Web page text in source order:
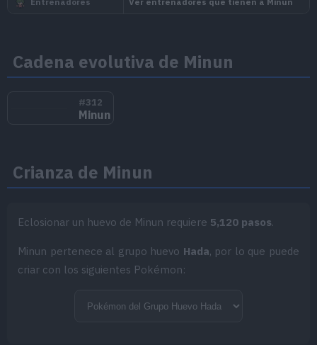
salvaje
Medio
Menos
habilidad Más o Menos.
Absorbe Elec Si le alcanza un movimiento de tipo
Cadena evolutiva de Minun
#312
Minun
Crianza de Minun
Eclosionar un huevo de Minun requiere 5,120 pasos.
Minun pertenece al grupo huevo Hada, por lo que puede
criar con los siguientes Pokémon: